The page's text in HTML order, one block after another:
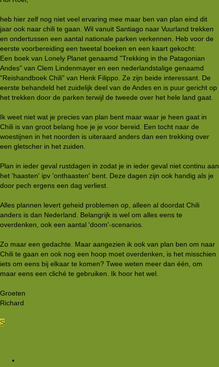
heb hier zelf nog niet veel ervaring mee maar ben van plan eind dit
jaar ook naar chili te gaan. Wil vanuit Santiago naar Vuurland trekken
en ondertussen een aantal nationale parken verkennen. Heb voor de
eerste voorbereiding een tweetal boeken en een kaart gekocht:
Een boek van Lonely Planet genaamd "Trekking in the Patagonian
Andes" van Clem Lindenmayer en een nederlandstalige genaamd
"Reishandboek Chili" van Henk Filippo. Ze zijn beide interessant. De
eerste behandeld het zuidelijk deel van de Andes en is puur gericht op
het trekken door de parken terwijl de tweede over het hele land gaat.
Ik weet niet wat je precies van plan bent maar waar je heen gaat in
Chili is van groot belang hoe je je voor bereid. Een tocht naar de
woestijnen in het noorden is uiteraard anders dan een trekking over
een gletscher in het zuiden.
Plan in ieder geval rustdagen in zodat je in ieder geval niet continu aan
het 'haasten' ipv 'onthaasten' bent. Deze dagen zijn ook handig als je
door pech ergens een dag verliest.
Alles plannen levert geheid problemen op, alleen al doordat Chili
anders is dan Nederland. Belangrijk is wel om alles eens te
overdenken, ook een aantal 'doom'-scenarios.
Zo maar een gedachte. Maar aangezien ik ook van plan ben om naar
Chili te gaan en ook nog een hoop moet overdenken, is het misschien
iets om eens bij elkaar te komen? Twee weten meer dan één, om
maar eens een cliché te gebruiken. Ik hoor het wel.
Groeten
Richard
S